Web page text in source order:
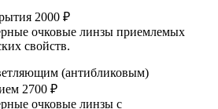
2000 ₽
очковые линзы приемлемых
свойств.
(антибликовым)
2700 ₽
очковые линзы с